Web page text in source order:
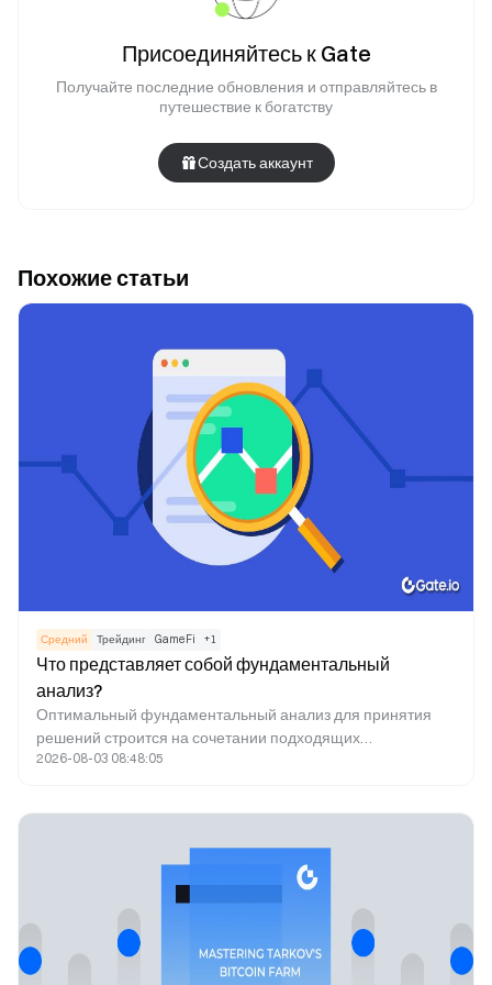
Присоединяйтесь к Gate
Получайте последние обновления и отправляйтесь в
путешествие к богатству
Создать аккаунт
Похожие статьи
Средний Трейдинг GameFi +1
Что представляет собой фундаментальный
анализ?
Оптимальный фундаментальный анализ для принятия
решений строится на сочетании подходящих
индикаторов, инструментов и крипто новостей.
2026-08-03 08:48:05